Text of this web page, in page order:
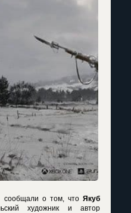
сообщали о том, что Якуб
художник и автор